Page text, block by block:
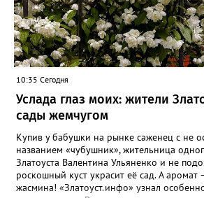
10:35 Сегодня
Услада глаз моих: жители
сады жемчугом
Купив у бабушки на рынке саженец с не
названием «чубушник», жительница
Златоуста Валентина Ульяненко и не
роскошный куст украсит её сад. А аромат
жасмина! «Златоуст.инфо» узнал